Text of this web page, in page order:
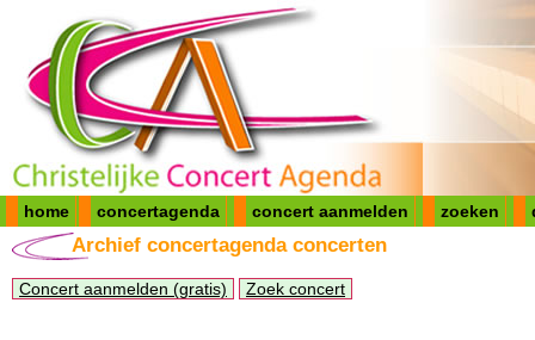
home concertagenda concert aanmelden zoeken
Archief concertagenda concerten
Concert aanmelden (gratis) Zoek concert